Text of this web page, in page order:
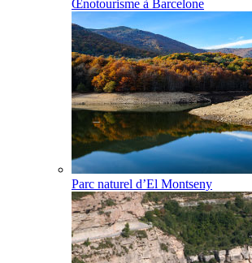
Œnotourisme à Barcelone
Parc naturel d’El Montseny